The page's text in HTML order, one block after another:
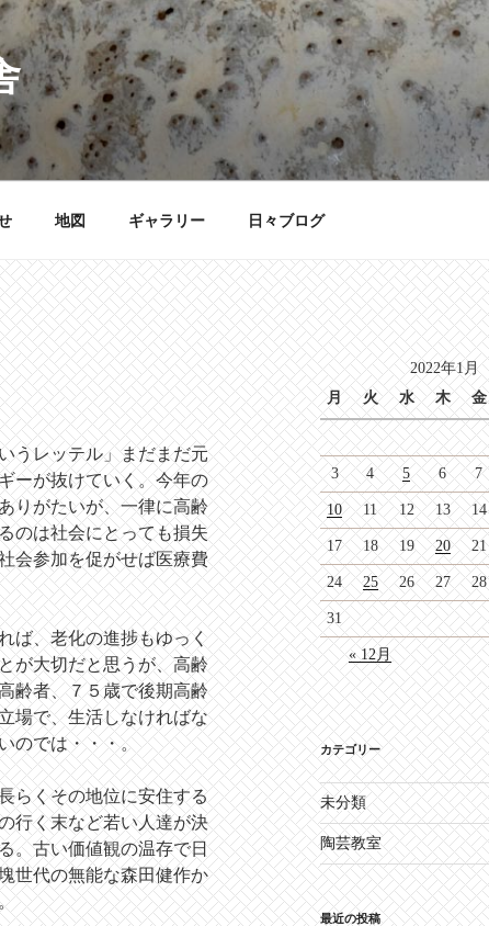
地図 ギャラリー 日々ブログ
うレッテル」まだまだ元
ーが抜けていく。今年の
りがたいが、一律に高齢
のは社会にとっても損失
会参加を促がせば医療費
ば、老化の進捗もゆっく
が大切だと思うが、高齢
齢者、７５歳で後期高齢
場で、生活しなければな
のでは・・・。
らくその地位に安住する
行く末など若い人達が決
。古い価値観の温存で日
世代の無能な森田健作か
2022年1月
月
火 水 木 金
3 4 5 6 7
10 11 12 13 14
17 18 19 20 21
24 25 26 27 28
31
« 12月
カテゴリー
未分類
陶芸教室
最近の投稿